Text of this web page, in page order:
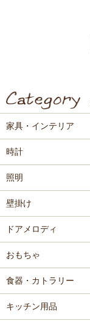
家具・インテリア
時計
照明
壁掛け
ドアメロディ
おもちゃ
食器・カトラリー
キッチン用品